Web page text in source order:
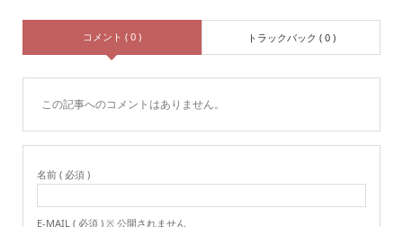
コメント ( 0 ) トラックバック ( 0 )
この記事へのコメントはありません。
名前 ( 必須 )
E-MAIL ( 必須 ) ※ 公開されません